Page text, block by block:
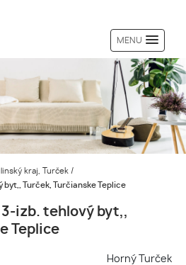
MENU
kraj, Turček /
byt,, Turček, Turčianske Teplice
3-izb. tehlový byt,,
Teplice
Horný Turček